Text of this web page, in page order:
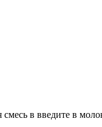
в введите в